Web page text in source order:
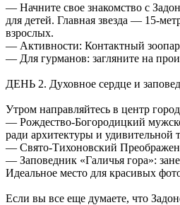
— Начните свое знакомство с
для детей. Главная звезда — 15-
взрослых.
— Активности: Контактный
— Для гурманов: загляните на
ДЕНЬ 2. Духовное сердце и
Утром направляйтесь в центр
— Рождество-Богородицкий
ради архитектуры и
— Свято-Тихоновский
— Заповедник «Галичья гора»:
Идеальное место для красивых
Если вы все еще думаете, что